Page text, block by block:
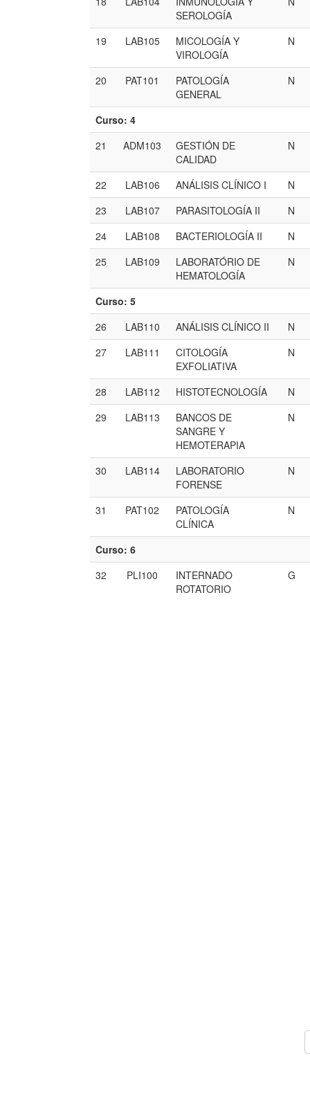
SEROLOGÍA
19 LAB105
MICOLOGÍA Y
VIROLOGÍA
N
20 PAT101
PATOLOGÍA
GENERAL
N
Curso: 4
21
ADM103
GESTIÓN DE
CALIDAD
N
22 LAB106 ANÁLISIS CLÍNICO I
N
23
LAB107 PARASITOLOGÍA II
N
24
LAB108 BACTERIOLOGÍA II
N
25
LAB109
LABORATÓRIO DE
HEMATOLOGÍA
N
Curso: 5
26
LAB110 ANÁLISIS CLÍNICO II
N
27
LAB111
CITOLOGÍA
EXFOLIATIVA
N
28 LAB112 HISTOTECNOLOGÍA
N
29
LAB113
BANCOS DE
SANGRE Y
HEMOTERAPIA
N
30 LAB114
LABORATORIO
FORENSE
N
31 PAT102
PATOLOGÍA
CLÍNICA
N
Curso: 6
32
PLI100
INTERNADO
ROTATORIO
G